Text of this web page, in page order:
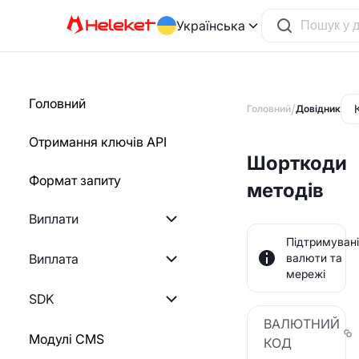
Українська
Головний
Отримання ключів API
Формат запиту
Виплати
Починаємо
Створення рахунку
Виплата
Починаємо
Розрахунок суми
SDK
PHP
Модулі CMS
Головний/Довідник
Шорткоди
методів
Підтримувані
валюти та
мережі
ВАЛЮТНИЙ
КОД